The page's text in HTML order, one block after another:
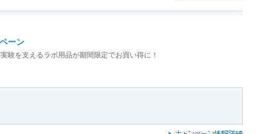
ーン
験を支えるラボ用品が期間限定でお買い得に！